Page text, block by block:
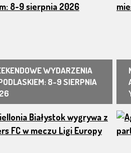
WYDARZENIA
8-9 SIERPNIA